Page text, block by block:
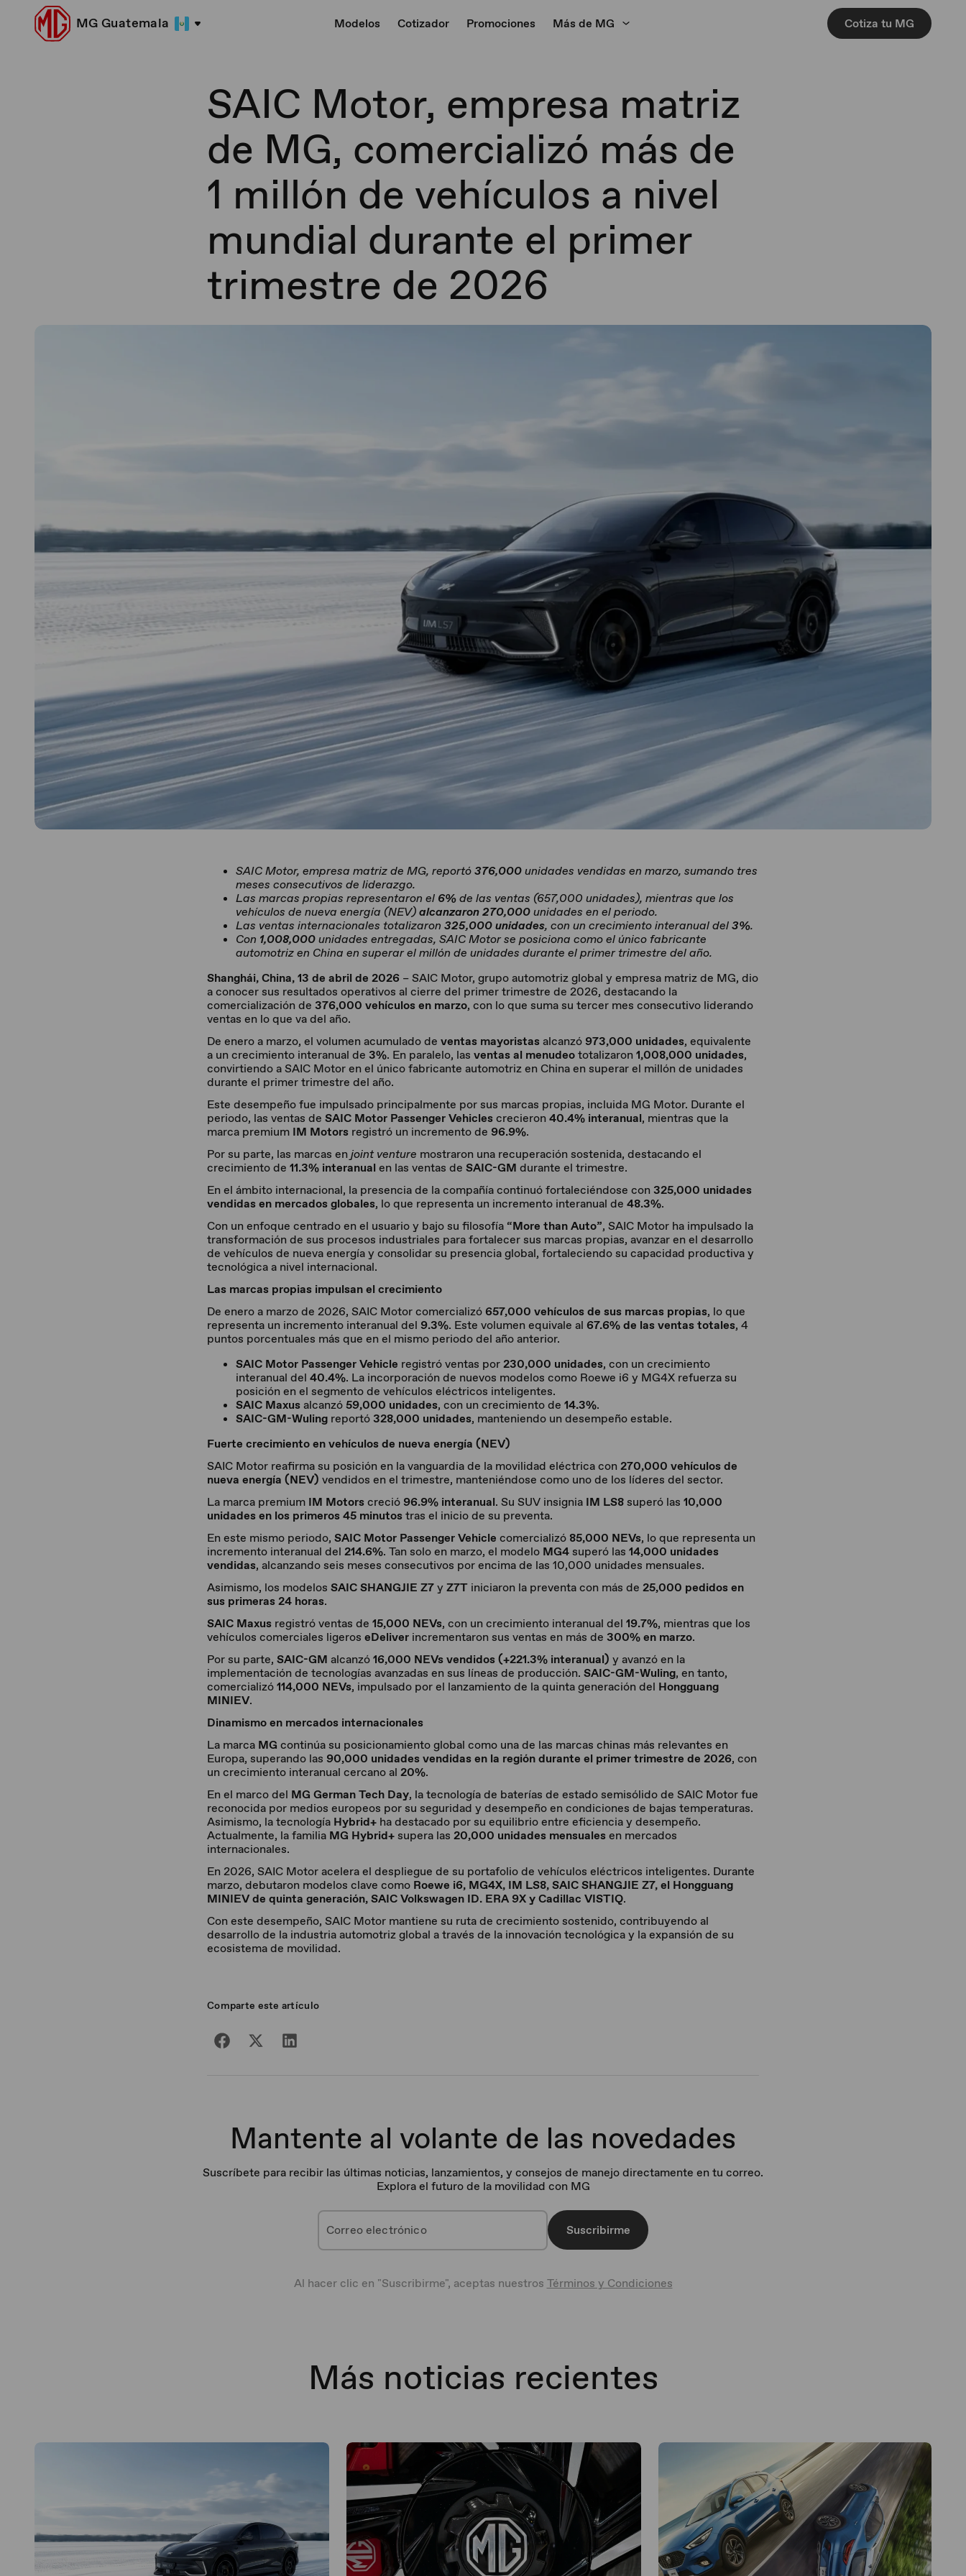
MG Guatemala Modelos Cotizador Promociones Más de MG Cotiza tu MG
SAIC Motor, empresa matriz
de MG, comercializó más de
1 millón de vehículos a nivel
mundial durante el primer
trimestre de 2026
SAIC Motor, empresa matriz de MG, reportó376,000unidades vendidas en marzo, sumando tres
meses consecutivos de liderazgo.
Las marcas propias representaron el 6%de las ventas (657,000 unidades), mientras que los
vehículos de nueva energía (NEV)alcanzaron 270,000unidades en el periodo.
Las ventas internacionales totalizaron 325,000 unidades, con un crecimiento interanual del3%.
Con 1,008,000unidades entregadas, SAIC Motor se posiciona como el único fabricante
automotriz en China en superar el millón de unidades durante el primer trimestre del año.
Shanghái, China, 13 de abril de 2026 – SAIC Motor, grupo automotriz global y empresa matriz de MG, dio
a conocer sus resultados operativos al cierre del primer trimestre de 2026, destacando la
comercialización de 376,000 vehículos en marzo, con lo que suma su tercer mes consecutivo liderando
ventas en lo que va del año.
De enero a marzo, el volumen acumulado de ventas mayoristasalcanzó973,000 unidades, equivalente
a un crecimiento interanual de 3%. En paralelo, las ventas al menudeototalizaron 1,008,000 unidades,
convirtiendo a SAIC Motor en el único fabricante automotriz en China en superar el millón de unidades
durante el primer trimestre del año.
Este desempeño fue impulsado principalmente por sus marcas propias, incluida MG Motor. Durante el
periodo, las ventas de SAIC Motor Passenger Vehiclescrecieron 40.4% interanual, mientras que la
marca premium IM Motors registró un incremento de 96.9%.
Por su parte, las marcas en joint venture mostraron una recuperación sostenida, destacando el
crecimiento de 11.3% interanual en las ventas de SAIC-GM durante el trimestre.
En el ámbito internacional, la presencia de la compañía continuó fortaleciéndose con 325,000 unidades
vendidas en mercados globales, lo que representa un incremento interanual de 48.3%.
Con un enfoque centrado en el usuario y bajo su filosofía “More than Auto”, SAIC Motor ha impulsado la
transformación de sus procesos industriales para fortalecer sus marcas propias, avanzar en el desarrollo
de vehículos de nueva energía y consolidar su presencia global, fortaleciendo su capacidad productiva y
tecnológica a nivel internacional.
Las marcas propias impulsan el crecimiento
De enero a marzo de 2026, SAIC Motor comercializó 657,000 vehículos de sus marcas propias, lo que
representa un incremento interanual del 9.3%. Este volumen equivale al 67.6% de las ventas totales, 4
puntos porcentuales más que en el mismo periodo del año anterior.
SAIC Motor Passenger Vehicle registró ventas por230,000 unidades, con un crecimiento
interanual del 40.4%. La incorporación de nuevos modelos como Roewe i6 y MG4X refuerza su
posición en el segmento de vehículos eléctricos inteligentes.
SAIC Maxusalcanzó59,000 unidades, con un crecimiento de 14.3%.
SAIC-GM-Wuling reportó328,000 unidades, manteniendo un desempeño estable.
Fuerte crecimiento en vehículos de nueva energía (NEV)
SAIC Motor reafirma su posición en la vanguardia de la movilidad eléctrica con 270,000 vehículos de
nueva energía (NEV) vendidos en el trimestre, manteniéndose como uno de los líderes del sector.
La marca premium IM Motorscreció96.9% interanual. Su SUV insignia IM LS8superó las 10,000
unidades en los primeros 45 minutostras el inicio de su preventa.
En este mismo periodo, SAIC Motor Passenger Vehicle comercializó 85,000 NEVs, lo que representa un
incremento interanual del 214.6%. Tan solo en marzo, el modelo MG4superó las 14,000 unidades
vendidas, alcanzando seis meses consecutivos por encima de las 10,000 unidades mensuales.
Asimismo, los modelos SAIC SHANGJIE Z7yZ7T iniciaron la preventa con más de 25,000 pedidos en
sus primeras 24 horas.
SAIC Maxus registró ventas de 15,000 NEVs, con un crecimiento interanual del 19.7%, mientras que los
vehículos comerciales ligeros eDeliver incrementaron sus ventas en más de 300% en marzo.
Por su parte, SAIC-GM alcanzó16,000 NEVs vendidos (+221.3% interanual) y avanzó en la
implementación de tecnologías avanzadas en sus líneas de producción. SAIC-GM-Wuling, en tanto,
comercializó114,000 NEVs, impulsado por el lanzamiento de la quinta generación del Hongguang
MINIEV.
Dinamismo en mercados internacionales
La marca MG continúa su posicionamiento global como una de las marcas chinas más relevantes en
Europa, superando las 90,000 unidades vendidas en la región durante el primer trimestre de 2026, con
un crecimiento interanual cercano al 20%.
En el marco del MG German Tech Day, la tecnología de baterías de estado semisólido de SAIC Motor fue
reconocida por medios europeos por su seguridad y desempeño en condiciones de bajas temperaturas.
Asimismo, la tecnología Hybrid+ ha destacado por su equilibrio entre eficiencia y desempeño.
Actualmente, la familia MG Hybrid+supera las 20,000 unidades mensualesen mercados
internacionales.
En 2026, SAIC Motor acelera el despliegue de su portafolio de vehículos eléctricos inteligentes. Durante
marzo, debutaron modelos clave como Roewe i6, MG4X, IM LS8, SAIC SHANGJIE Z7, el Hongguang
MINIEV de quinta generación, SAIC Volkswagen ID. ERA 9X y Cadillac VISTIQ.
Con este desempeño, SAIC Motor mantiene su ruta de crecimiento sostenido, contribuyendo al
desarrollo de la industria automotriz global a través de la innovación tecnológica y la expansión de su
ecosistema de movilidad.
Comparte este artículo
Mantente al volante de las novedades
Suscríbete para recibir las últimas noticias, lanzamientos, y consejos de manejo directamente en tu correo.
Explora el futuro de la movilidad con MG
Suscribirme
Al hacer clic en "Suscribirme", aceptas nuestros Términos y Condiciones
Más noticias recientes